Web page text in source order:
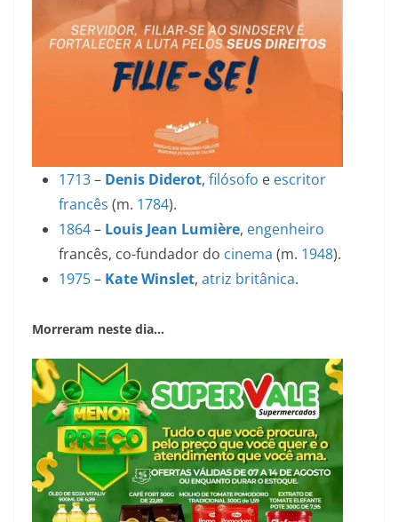
1713– Denis Diderot, filósofo e escritor
francês (m. 1784).
1864– Louis Jean Lumière, engenheiro
francês, co-fundador do cinema (m. 1948).
1975– Kate Winslet, atriz britânica.
Morreram neste dia…